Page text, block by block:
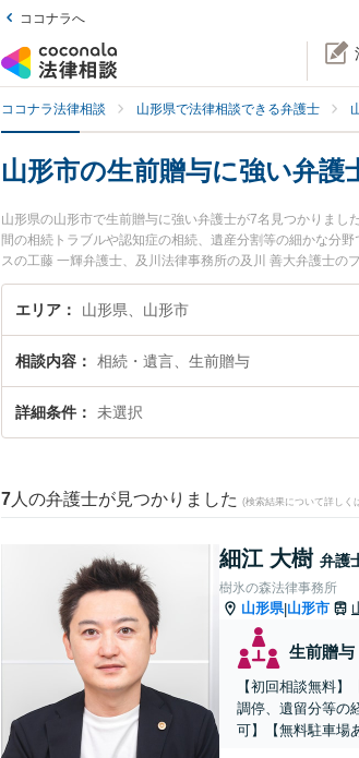
ココナラへ
ココナラ法律相談 山形県で法律相談できる弁護士
山形市の生前贈与に強い弁護
山形県の山形市で生前贈与に強い弁護士が7名見つかりま
間の相続トラブルや認知症の相続、遺産分割等の細かな分
スの工藤 一輝弁護士、及川法律事務所の及川 善大弁護士
を今すぐに弁護士に相談したい』『生前贈与のトラブル解
たい』などでお困りの相談者さんにおすすめです。
エリア 山形県、山形市
相談内容 相続・遺言、生前贈与
詳細条件 未選択
7 人の弁護士が見つかりました (検索結果について詳しく
細江 大樹 弁護
樹氷の森法律事務所
山形県|山形市
生前贈与
【初回相談無料
調停、遺留分等の
可】【無料駐車場